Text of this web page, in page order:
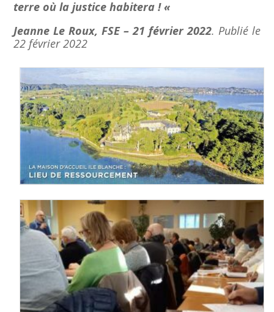
terre où la justice habitera ! «
Jeanne Le Roux, FSE – 21 février 2022. Publié le
22 février 2022